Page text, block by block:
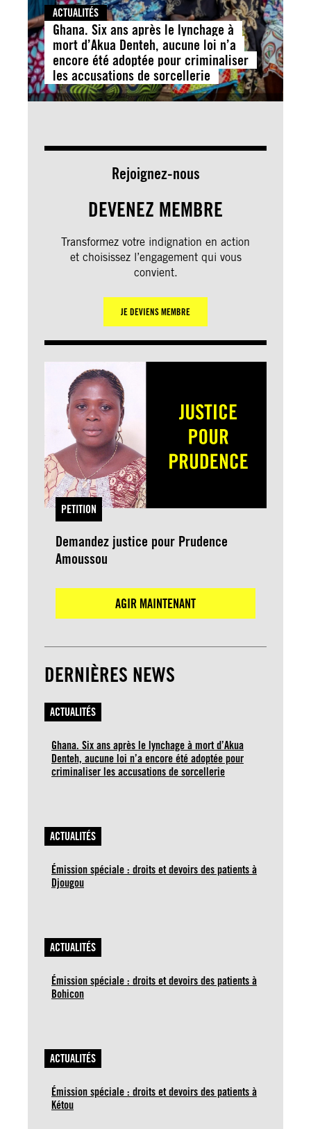
ACTUALITÉS
Ghana. Six ans après le lynchage à
mort d’Akua Denteh, aucune loi n’a
encore été adoptée pour criminaliser
les accusations de sorcellerie
Rejoignez-nous
DEVENEZ MEMBRE
Transformez votre indignation en action
et choisissez l’engagement qui vous
convient.
JE DEVIENS MEMBRE
PETITION
Demandez justice pour Prudence
Amoussou
AGIR MAINTENANT
DERNIÈRES NEWS
ACTUALITÉS
Ghana. Six ans après le lynchage à mort d’Akua
Denteh, aucune loi n’a encore été adoptée pour
criminaliser les accusations de sorcellerie
ACTUALITÉS
Émission spéciale : droits et devoirs des patients à
Djougou
ACTUALITÉS
Émission spéciale : droits et devoirs des patients à
Bohicon
ACTUALITÉS
Émission spéciale : droits et devoirs des patients à
Kétou